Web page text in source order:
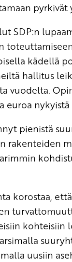
pyrkivät
SDP:n
kädellä
hallitus
vuodelta.
euroa nykyistä
pienistä
rakenteiden
korostaa,
kohteisiin
uusiin